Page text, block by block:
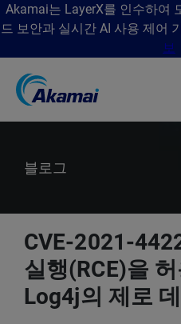
Akamai는 LayerX를 인수하여
드 보안과 실시간 AI 사용 제어
보
블로그
CVE-2021-
실행(RCE)을
Log4j의 제로